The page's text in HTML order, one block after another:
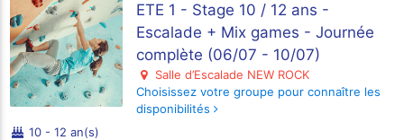
ETE 1 - Stage 10 / 12 ans -
Escalade + Mix games - Journée
complète (06/07 - 10/07)
Salle d’Escalade NEW ROCK
Choisissez votre groupe pour connaître les
disponibilités
10 - 12 an(s)